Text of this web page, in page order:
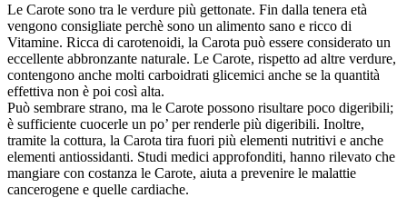
Le Carote sono tra le verdure più gettonate. Fin dalla tenera età
vengono consigliate perchè sono un alimento sano e ricco di
Vitamine. Ricca di carotenoidi, la Carota può essere considerato un
eccellente abbronzante naturale. Le Carote, rispetto ad altre verdure,
contengono anche molti carboidrati glicemici anche se la quantità
effettiva non è poi così alta.
Può sembrare strano, ma le Carote possono risultare poco digeribili;
è sufficiente cuocerle un po’ per renderle più digeribili. Inoltre,
tramite la cottura, la Carota tira fuori più elementi nutritivi e anche
elementi antiossidanti. Studi medici approfonditi, hanno rilevato che
mangiare con costanza le Carote, aiuta a prevenire le malattie
cancerogene e quelle cardiache.